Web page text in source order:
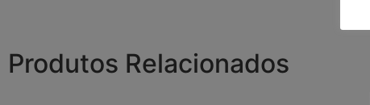
Produtos Relacionados